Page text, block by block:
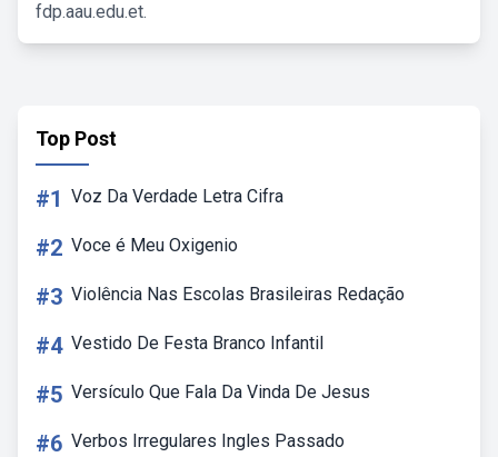
fdp.aau.edu.et.
Top Post
#1 Voz Da Verdade Letra Cifra
#2 Voce é Meu Oxigenio
#3 Violência Nas Escolas Brasileiras Redação
#4 Vestido De Festa Branco Infantil
#5 Versículo Que Fala Da Vinda De Jesus
#6 Verbos Irregulares Ingles Passado